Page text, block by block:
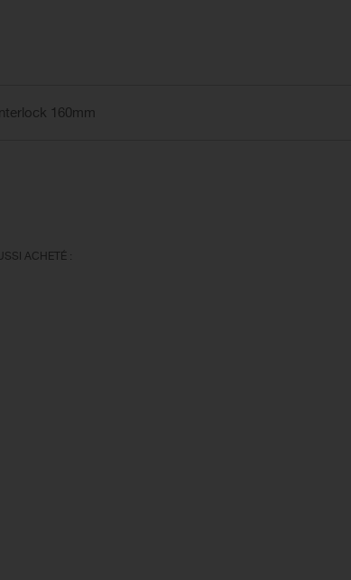
160mm
ACHETÉ :